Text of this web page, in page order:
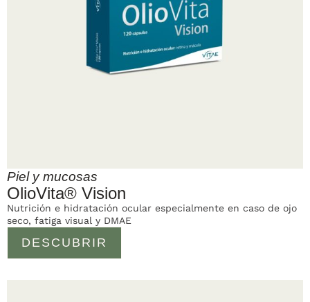
Piel y mucosas
OlioVita® Vision
DESCUBRIR
Nutrición e hidratación ocular especialmente en caso de ojo
seco, fatiga visual y DMAE